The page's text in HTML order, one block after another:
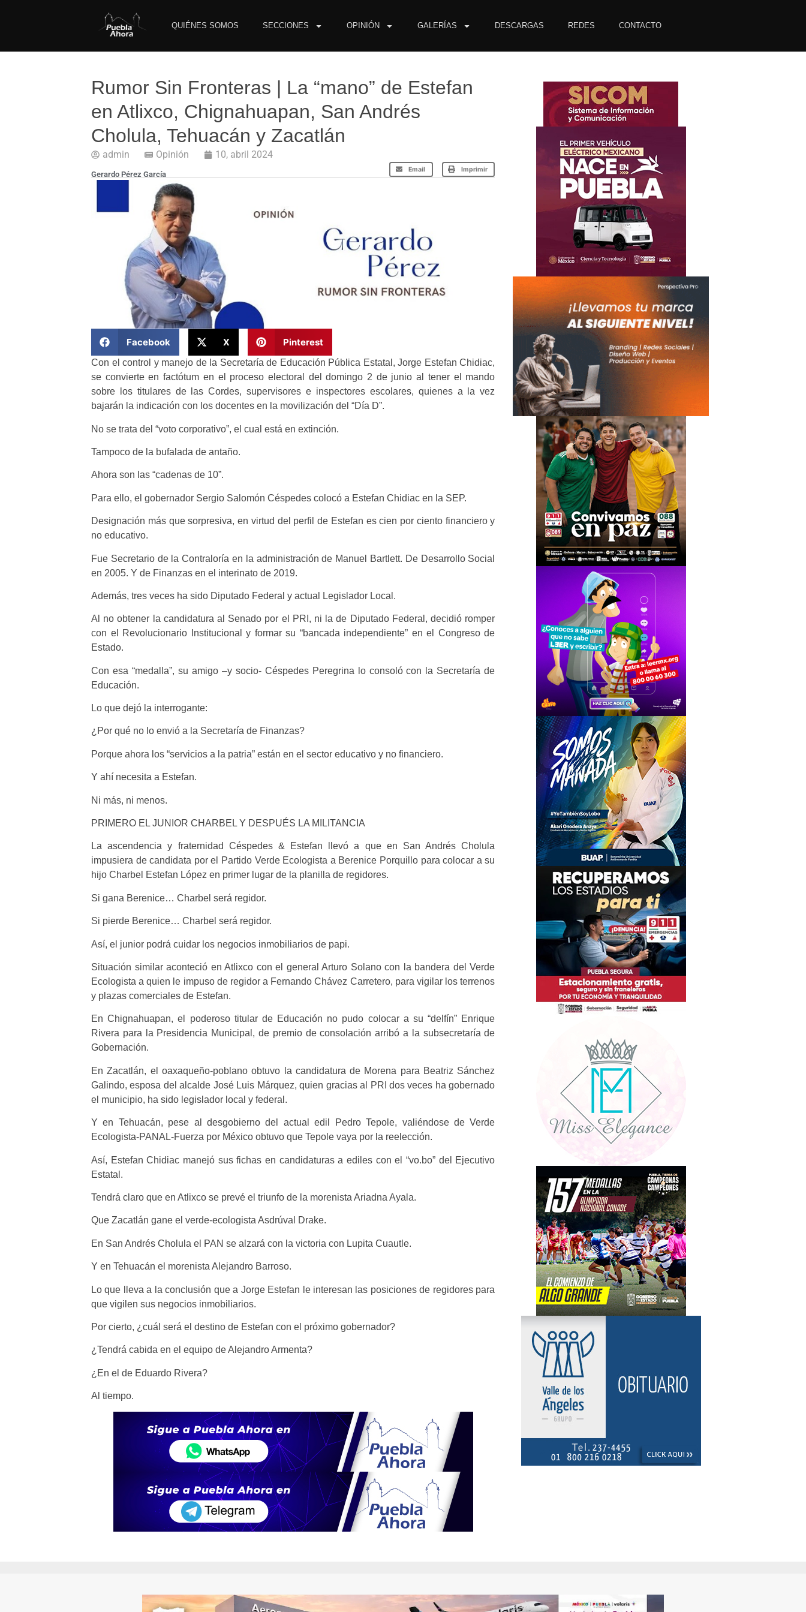
QUIÉNES SOMOS SECCIONES OPINIÓN GALERÍAS DESCARGAS REDES CONTACTO
Rumor Sin Fronteras | La “mano” de Estefan
en Atlixco, Chignahuapan, San Andrés
Cholula, Tehuacán y Zacatlán
admin Opinión 10, abril 2024
Email Imprimir
Gerardo Pérez García
Facebook X Pinterest
Con el control y manejo de la Secretaría de Educación Pública Estatal, Jorge Estefan Chidiac,
se convierte en factótum en el proceso electoral del domingo 2 de junio al tener el mando
sobre los titulares de las Cordes, supervisores e inspectores escolares, quienes a la vez
bajarán la indicación con los docentes en la movilización del “Día D”.
No se trata del “voto corporativo”, el cual está en extinción.
Tampoco de la bufalada de antaño.
Ahora son las “cadenas de 10”.
Para ello, el gobernador Sergio Salomón Céspedes colocó a Estefan Chidiac en la SEP.
Designación más que sorpresiva, en virtud del perfil de Estefan es cien por ciento financiero y
no educativo.
Fue Secretario de la Contraloría en la administración de Manuel Bartlett. De Desarrollo Social
en 2005. Y de Finanzas en el interinato de 2019.
Además, tres veces ha sido Diputado Federal y actual Legislador Local.
Al no obtener la candidatura al Senado por el PRI, ni la de Diputado Federal, decidió romper
con el Revolucionario Institucional y formar su “bancada independiente” en el Congreso de
Estado.
Con esa “medalla”, su amigo –y socio- Céspedes Peregrina lo consoló con la Secretaría de
Educación.
Lo que dejó la interrogante:
¿Por qué no lo envió a la Secretaría de Finanzas?
Porque ahora los “servicios a la patria” están en el sector educativo y no financiero.
Y ahí necesita a Estefan.
Ni más, ni menos.
PRIMERO EL JUNIOR CHARBEL Y DESPUÉS LA MILITANCIA
La ascendencia y fraternidad Céspedes & Estefan llevó a que en San Andrés Cholula
impusiera de candidata por el Partido Verde Ecologista a Berenice Porquillo para colocar a su
hijo Charbel Estefan López en primer lugar de la planilla de regidores.
Si gana Berenice… Charbel será regidor.
Si pierde Berenice… Charbel será regidor.
Así, el junior podrá cuidar los negocios inmobiliarios de papi.
Situación similar aconteció en Atlixco con el general Arturo Solano con la bandera del Verde
Ecologista a quien le impuso de regidor a Fernando Chávez Carretero, para vigilar los terrenos
y plazas comerciales de Estefan.
En Chignahuapan, el poderoso titular de Educación no pudo colocar a su “delfín” Enrique
Rivera para la Presidencia Municipal, de premio de consolación arribó a la subsecretaría de
Gobernación.
En Zacatlán, el oaxaqueño-poblano obtuvo la candidatura de Morena para Beatriz Sánchez
Galindo, esposa del alcalde José Luis Márquez, quien gracias al PRI dos veces ha gobernado
el municipio, ha sido legislador local y federal.
Y en Tehuacán, pese al desgobierno del actual edil Pedro Tepole, valiéndose de Verde
Ecologista-PANAL-Fuerza por México obtuvo que Tepole vaya por la reelección.
Así, Estefan Chidiac manejó sus fichas en candidaturas a ediles con el “vo.bo” del Ejecutivo
Estatal.
Tendrá claro que en Atlixco se prevé el triunfo de la morenista Ariadna Ayala.
Que Zacatlán gane el verde-ecologista Asdrúval Drake.
En San Andrés Cholula el PAN se alzará con la victoria con Lupita Cuautle.
Y en Tehuacán el morenista Alejandro Barroso.
Lo que lleva a la conclusión que a Jorge Estefan le interesan las posiciones de regidores para
que vigilen sus negocios inmobiliarios.
Por cierto, ¿cuál será el destino de Estefan con el próximo gobernador?
¿Tendrá cabida en el equipo de Alejandro Armenta?
¿En el de Eduardo Rivera?
Al tiempo.